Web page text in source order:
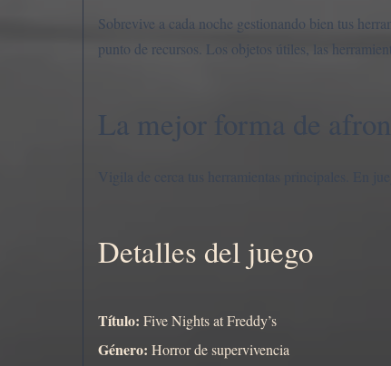
Sobrevive a cada noche gestionando bien tus
punto de recursos. Los objetos útiles, las
La mejor forma de
Vigila de cerca tus herramientas principales. En
Detalles del juego
Título: Five Nights at Freddy’s
Género: Horror de supervivencia